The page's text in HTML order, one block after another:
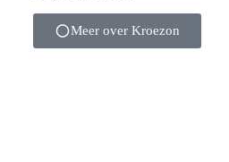
Meer over Kroezon